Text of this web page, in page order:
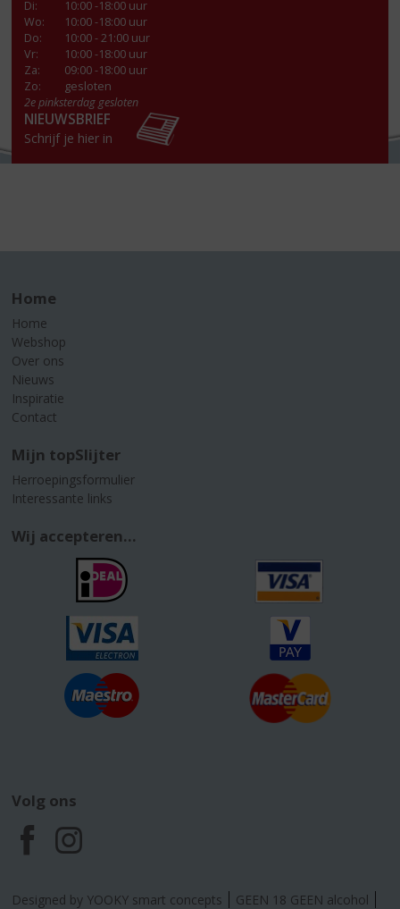
Di:
10:00 -18:00 uur
Wo:
10:00 -18:00 uur
Do:
10:00 - 21:00 uur
Vr:
10:00 -18:00 uur
Za:
09:00 -18:00 uur
Zo:
gesloten
2e pinksterdag gesloten
NIEUWSBRIEF
Schrijf je hier in
Home
Home
Webshop
Over ons
Nieuws
Inspiratie
Contact
Mijn topSlijter
Herroepingsformulier
Interessante links
Wij accepteren...
Volg ons
F
a
I
n
Designed by YOOKY smart concepts GEEN 18 GEEN alcohol